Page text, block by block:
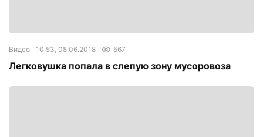
Видео 10:53, 08.06.2018 567
Легковушка попала в слепую зону мусоровоза